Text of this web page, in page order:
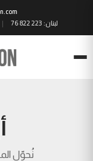
لبنان: 76 822 223
Menu
نُحوّل